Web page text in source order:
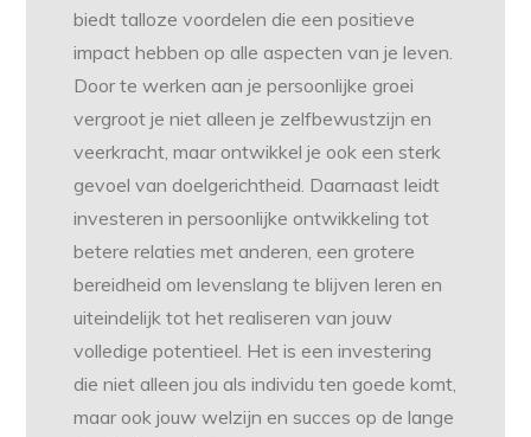
biedt talloze voordelen die een positieve
impact hebben op alle aspecten van je leven.
Door te werken aan je persoonlijke groei
vergroot je niet alleen je zelfbewustzijn en
veerkracht, maar ontwikkel je ook een sterk
gevoel van doelgerichtheid. Daarnaast leidt
investeren in persoonlijke ontwikkeling tot
betere relaties met anderen, een grotere
bereidheid om levenslang te blijven leren en
uiteindelijk tot het realiseren van jouw
volledige potentieel. Het is een investering
die niet alleen jou als individu ten goede komt,
maar ook jouw welzijn en succes op de lange